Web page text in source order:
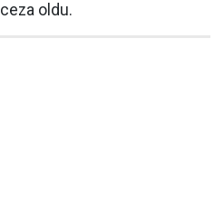
oldu.